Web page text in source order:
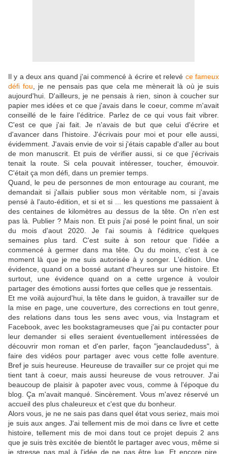
Il y a deux ans quand j'ai commencé à écrire et relevé ce fameux
défi fou , je ne pensais pas que cela me mènerait là où je suis
aujourd'hui. D'ailleurs, je ne pensais à rien, sinon à coucher sur
papier mes idées et ce que j'avais dans le coeur, comme m'avait
conseillé de le faire l'éditrice. Parlez de ce qui vous fait vibrer.
C'est ce que j'ai fait. Je n'avais de but que celui d'écrire et
d'avancer dans l'histoire. J'écrivais pour moi et pour elle aussi,
évidemment. J'avais envie de voir si j'étais capable d'aller au bout
de mon manuscrit. Et puis de vérifier aussi, si ce que j'écrivais
tenait la route. Si cela pouvait intéresser, toucher, émouvoir.
C'était ça mon défi, dans un premier temps.
Quand, le peu de personnes de mon entourage au courant, me
demandait si j'allais publier sous mon véritable nom, si j'avais
pensé à l'auto-édition, et si et si ... les questions me passaient à
des centaines de kilomètres au dessus de la tête. On n'en est
pas là. Publier ? Mais non. Et puis j'ai posé le point final, un soir
du mois d'aout 2020. Je l'ai soumis à l'éditrice quelques
semaines plus tard. C'est suite à son retour que l'idée a
commencé à germer dans ma tête. Ou du moins, c'est à ce
moment là que je me suis autorisée à y songer. L'édition. Une
évidence, quand on a bossé autant d'heures sur une histoire. Et
surtout, une évidence quand on a cette urgence à vouloir
partager des émotions aussi fortes que celles que je ressentais.
Et me voilà aujourd'hui, la tête dans le guidon, à travailler sur de
la mise en page, une couverture, des corrections en tout genre,
des relations dans tous les sens avec vous, via Instagram et
Facebook, avec les bookstagrameuses que j'ai pu contacter pour
leur demander si elles seraient éventuellement intéressées de
découvrir mon roman et d'en parler, façon "jeanclaudeduss", à
faire des vidéos pour partager avec vous cette folle aventure.
Bref je suis heureuse. Heureuse de travailler sur ce projet qui me
tient tant à coeur, mais aussi heureuse de vous retrouver. J'ai
beaucoup de plaisir à papoter avec vous, comme à l'époque du
blog. Ça m'avait manqué. Sincèrement. Vous m'avez réservé un
accueil des plus chaleureux et c'est que du bonheur.
Alors vous, je ne ne sais pas dans quel état vous seriez, mais moi
je suis aux anges. J'ai tellement mis de moi dans ce livre et cette
histoire, tellement mis de moi dans tout ce projet depuis 2 ans
que je suis très excitée de bientôt le partager avec vous, même si
je stresse pas mal à l'idée de ne pas être lue. Et encore pire,